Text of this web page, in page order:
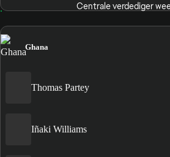
Centrale verdediger
Ghana
Thomas Partey
Iñaki Williams